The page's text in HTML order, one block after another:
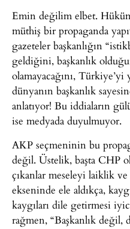
Emin değilim elbet.
müthiş bir propaganda
gazeteler başkanlığın
geldiğini, başkanlık
olamayacağını, Türkiye’yi
dünyanın başkanlık
anlatıyor! Bu iddiaların
ise medyada duyulmuyor.
AKP seçmeninin bu
değil. Üstelik, başta CHP
çıkanlar meseleyi laiklik
ekseninde ele aldıkça,
kaygıları dile getirmesi
rağmen, “Başkanlık değil,